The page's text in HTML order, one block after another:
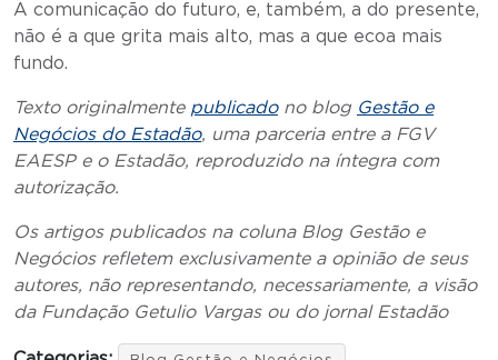
A comunicação do futuro, e, também, a do presente,
não é a que grita mais alto, mas a que ecoa mais
fundo.
Texto originalmente publicadono blog Gestão e
Negócios do Estadão, uma parceria entre a FGV
EAESP e o Estadão, reproduzido na íntegra com
autorização.
Os artigos publicados na coluna Blog Gestão e
Negócios refletem exclusivamente a opinião de seus
autores, não representando, necessariamente, a visão
da Fundação Getulio Vargas ou do jornal Estadão